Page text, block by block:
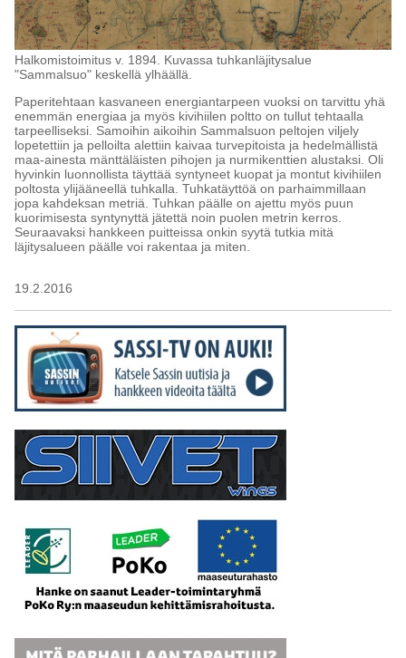
Halkomistoimitus v. 1894. Kuvassa tuhkanläjitysalue
"Sammalsuo" keskellä ylhäällä.
Paperitehtaan kasvaneen energiantarpeen vuoksi on tarvittu yhä
enemmän energiaa ja myös kivihiilen poltto on tullut tehtaalla
tarpeelliseksi. Samoihin aikoihin Sammalsuon peltojen viljely
lopetettiin ja pelloilta alettiin kaivaa turvepitoista ja hedelmällistä
maa-ainesta mänttäläisten pihojen ja nurmikenttien alustaksi. Oli
hyvinkin luonnollista täyttää syntyneet kuopat ja montut kivihiilen
poltosta ylijääneellä tuhkalla. Tuhkatäyttöä on parhaimmillaan
jopa kahdeksan metriä. Tuhkan päälle on ajettu myös puun
kuorimisesta syntynyttä jätettä noin puolen metrin kerros.
Seuraavaksi hankkeen puitteissa onkin syytä tutkia mitä
läjitysalueen päälle voi rakentaa ja miten.
19.2.2016